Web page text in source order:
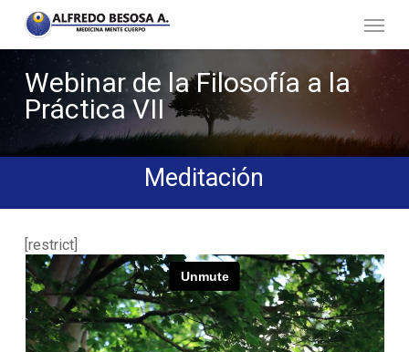
content
Webinar de la Filosofía a la
Práctica VII
Meditación
[restrict]